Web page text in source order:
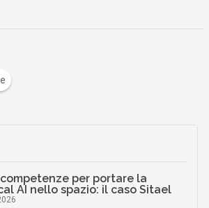
per portare la
AI nello spazio: il caso Sitael